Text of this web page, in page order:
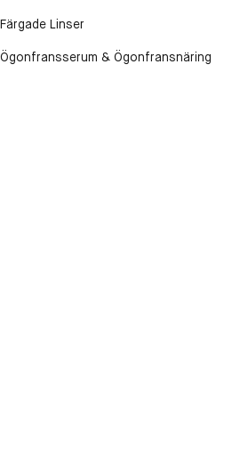
Färgade Linser
Ögonfransserum & Ögonfransnäring